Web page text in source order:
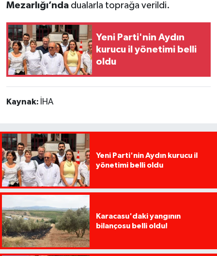
Mezarlığı’ndadualarla toprağa verildi.
Yeni Parti'nin Aydın
kurucu il yönetimi belli
oldu
Kaynak: İHA
Yeni Parti'nin Aydın kurucu il
yönetimi belli oldu
Karacasu'daki yangının
bilançosu belli oldu!